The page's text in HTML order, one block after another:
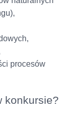
procesów
konkursie?